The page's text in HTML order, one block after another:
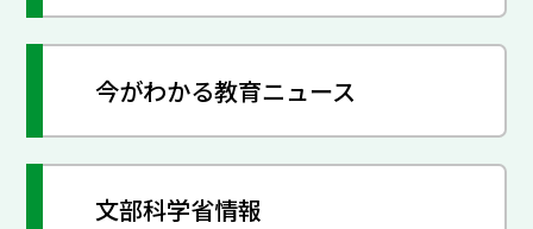
今がわかる教育ニュース
文部科学省情報